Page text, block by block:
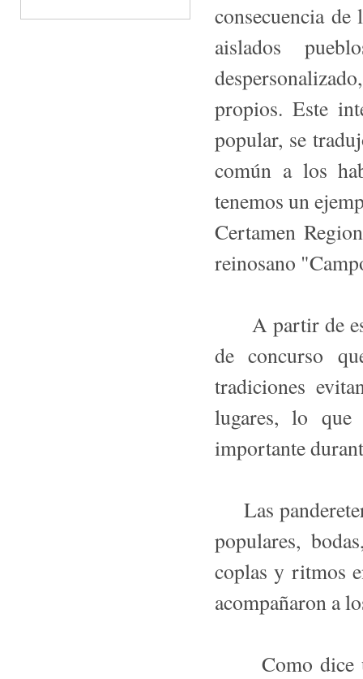
consecuencia
aislados
propios. Este
popular, se
común a los
tenemos un
Certamen
reinosano
A partir de
de concurso
tradiciones
lugares, lo
importante
Las
populares,
coplas y ritmos
acompañaron a
Como dice